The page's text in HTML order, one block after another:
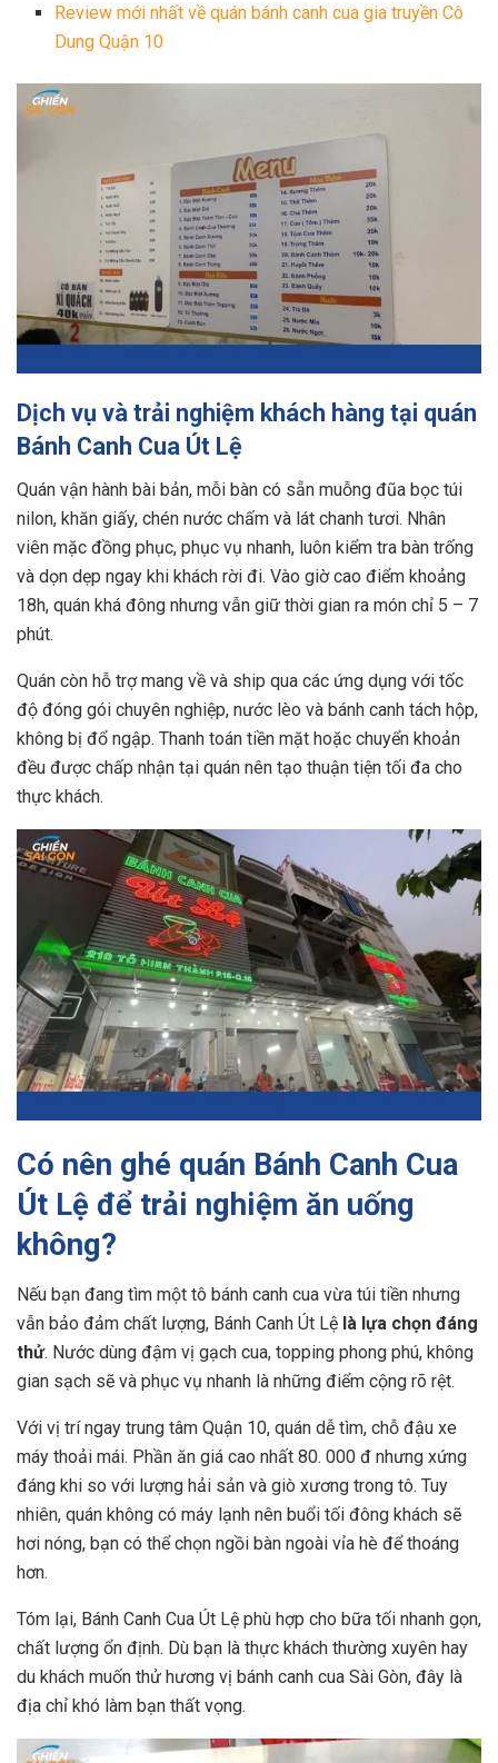
Review mới nhất về quán bánh canh cua gia truyền Cô
Dung Quận 10
Dịch vụ và trải nghiệm khách hàng tại quán
Bánh Canh Cua Út Lệ
Quán vận hành bài bản, mỗi bàn có sẵn muỗng đũa bọc túi
nilon, khăn giấy, chén nước chấm và lát chanh tươi. Nhân
viên mặc đồng phục, phục vụ nhanh, luôn kiểm tra bàn trống
và dọn dẹp ngay khi khách rời đi. Vào giờ cao điểm khoảng
18h, quán khá đông nhưng vẫn giữ thời gian ra món chỉ 5 – 7
phút.
Quán còn hỗ trợ mang về và ship qua các ứng dụng với tốc
độ đóng gói chuyên nghiệp, nước lèo và bánh canh tách hộp,
không bị đổ ngập. Thanh toán tiền mặt hoặc chuyển khoản
đều được chấp nhận tại quán nên tạo thuận tiện tối đa cho
thực khách.
Có nên ghé quán Bánh Canh Cua
Út Lệ để trải nghiệm ăn uống
không?
Nếu bạn đang tìm một tô bánh canh cua vừa túi tiền nhưng
vẫn bảo đảm chất lượng, Bánh Canh Út Lệ là lựa chọn đáng
thử. Nước dùng đậm vị gạch cua, topping phong phú, không
gian sạch sẽ và phục vụ nhanh là những điểm cộng rõ rệt.
Với vị trí ngay trung tâm Quận 10, quán dễ tìm, chỗ đậu xe
máy thoải mái. Phần ăn giá cao nhất 80. 000 đ nhưng xứng
đáng khi so với lượng hải sản và giò xương trong tô. Tuy
nhiên, quán không có máy lạnh nên buổi tối đông khách sẽ
hơi nóng, bạn có thể chọn ngồi bàn ngoài vỉa hè để thoáng
hơn.
Tóm lại, Bánh Canh Cua Út Lệ phù hợp cho bữa tối nhanh gọn,
chất lượng ổn định. Dù bạn là thực khách thường xuyên hay
du khách muốn thử hương vị bánh canh cua Sài Gòn, đây là
địa chỉ khó làm bạn thất vọng.